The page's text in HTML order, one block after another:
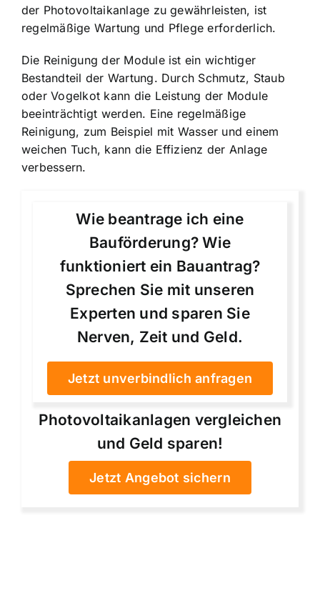
der Photovoltaikanlage zu gewährleisten, ist
regelmäßige Wartung und Pflege erforderlich.
Die Reinigung der Module ist ein wichtiger
Bestandteil der Wartung. Durch Schmutz, Staub
oder Vogelkot kann die Leistung der Module
beeinträchtigt werden. Eine regelmäßige
Reinigung, zum Beispiel mit Wasser und einem
weichen Tuch, kann die Effizienz der Anlage
verbessern.
Wie beantrage ich eine
Bauförderung? Wie
funktioniert ein Bauantrag?
Sprechen Sie mit unseren
Experten und sparen Sie
Nerven, Zeit und Geld.
Jetzt unverbindlich anfragen
Photovoltaikanlagen vergleichen
und Geld sparen!
Jetzt Angebot sichern